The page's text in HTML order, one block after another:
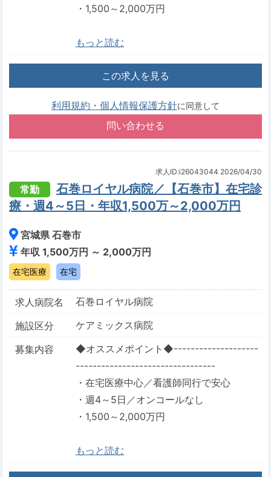
・1,500～2,000万円
もっと読む
この求人を見る
利用規約・個人情報保護方針に同意して
求人ID:i26043044 2026/04/30
常勤
石巻ロイヤル病院／【石巻市】在宅診
療・週4～5日・年収1,500万～2,000万円
宮城県 石巻市
年収 1,500万円 ～ 2,000万円
在宅医療 在宅
求人病院名
石巻ロイヤル病院
施設区分
ケアミックス病院
募集内容
◆オススメポイント◆--------------------
---------------------------------
・在宅医療中心／看護師同行で安心
・週4～5日／オンコールなし
・1,500～2,000万円
もっと読む